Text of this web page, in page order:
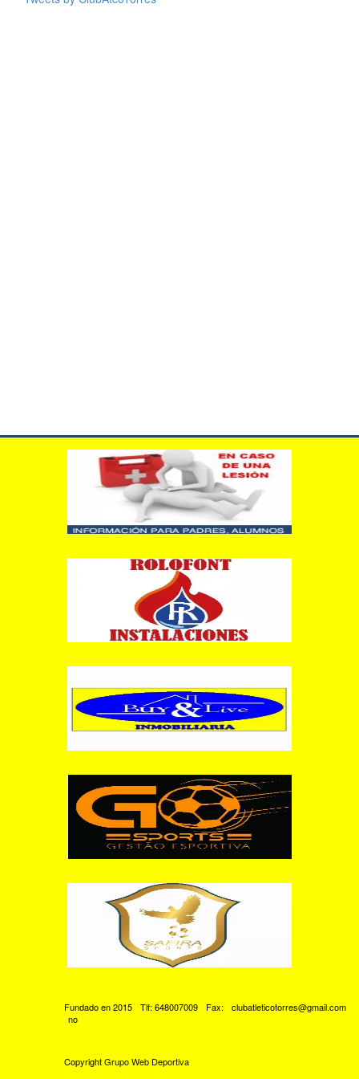
Fundado en 2015 Tlf: 648007009 Fax:
clubatleticotorres@gmail.com
no
CopyrightGrupo Web Deportiva